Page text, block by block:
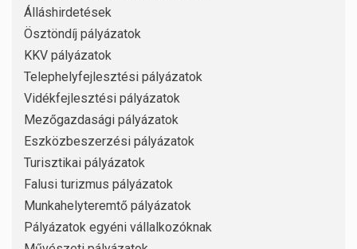
Álláshirdetések
Ösztöndíj pályázatok
KKV pályázatok
Telephelyfejlesztési pályázatok
Vidékfejlesztési pályázatok
Mezőgazdasági pályázatok
Eszközbeszerzési pályázatok
Turisztikai pályázatok
Falusi turizmus pályázatok
Munkahelyteremtő pályázatok
Pályázatok egyéni vállalkozóknak